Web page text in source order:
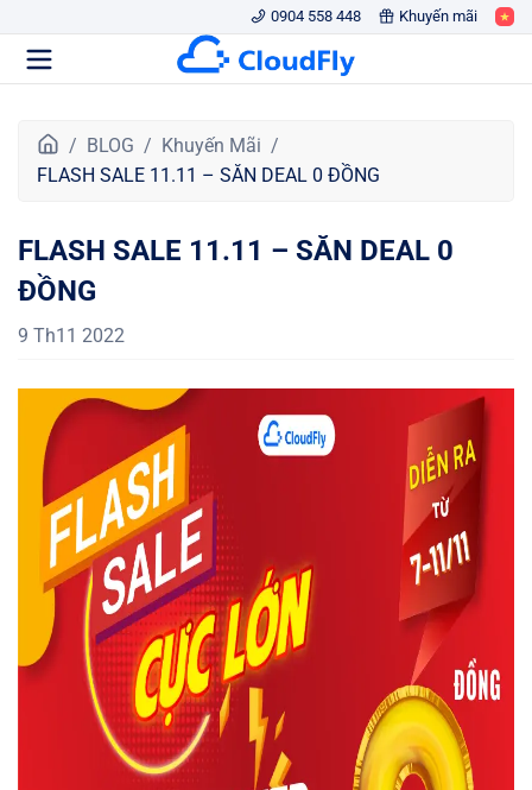
0904 558 448 Khuyến mãi
r
g
c
h
ủ
BLOG
Khuyến Mãi
FLASH SALE 11.11 – SĂN DEAL 0 ĐỒNG
FLASH SALE 11.11 – SĂN DEAL 0
ĐỒNG
9 Th11 2022